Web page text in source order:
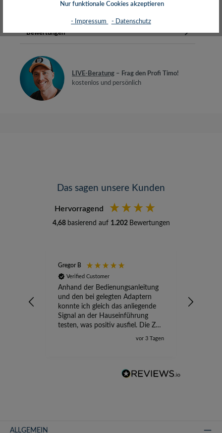
Bewertungen
LIVE-Beratung – Frag den Profi Timo!
kostenlos und persönlich
Das sagen unsere Kunden
Hervorragend
4,68 basierend auf 1.202 Bewertungen
Gregor B
Verified Customer
Anhand der Bedienungsanleitung
und den bei gelegten Adaptern
konnte ich gleich das anliegende
Signal an der Hauseinführung
testen, was positiv ausfiel. Die Zeit
der Ungewissheit ist jetzt vorbei,
vor 3 Tagen
ALLGEMEIN
Nur funktionale Cookies akzeptieren
- Impressum - Datenschutz